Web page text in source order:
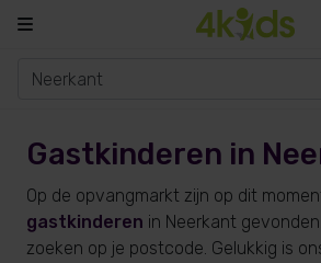
Gastkinderen in
Op de opvangmarkt zijn op dit
gastkinderen in Neerkant
zoeken op je postcode. Gelukkig is